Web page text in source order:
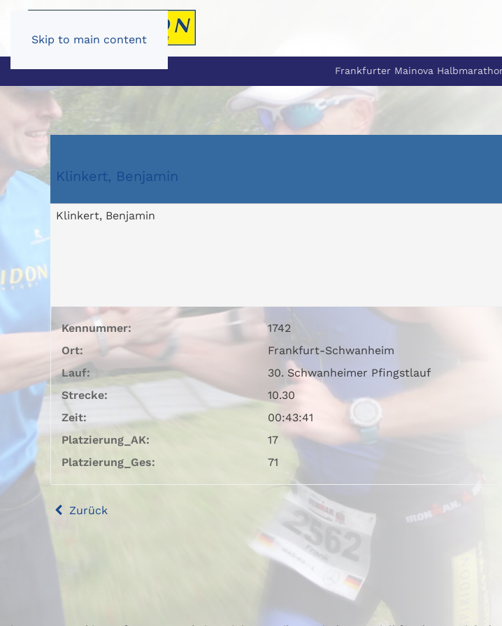
Skip to main content
Frankfurter Mainova
Klinkert, Benjamin
Klinkert, Benjamin
Kennummer:
1742
Ort:
Frankfurt-Schwanheim
Lauf:
30. Schwanheimer Pfingstlauf
Strecke:
10.30
Zeit:
00:43:41
Platzierung_AK:
17
Platzierung_Ges:
71
Zurück